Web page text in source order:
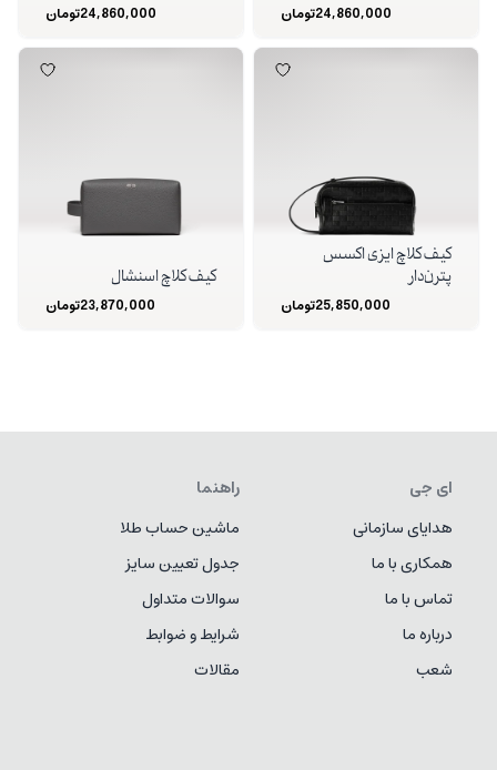
24,860,000تومان 24,860,000تومان
کیف کلاچ ایزی اکسس
پترن‌دار
25,850,000تومان
کیف کلاچ اسنشال
23,870,000تومان
ای جی
هدایای سازمانی
همکاری با ما
تماس با ما
درباره ما
شعب
راهنما
ماشین حساب طلا
جدول تعیین سایز
سوالات متداول
شرایط و ضوابط
مقالات